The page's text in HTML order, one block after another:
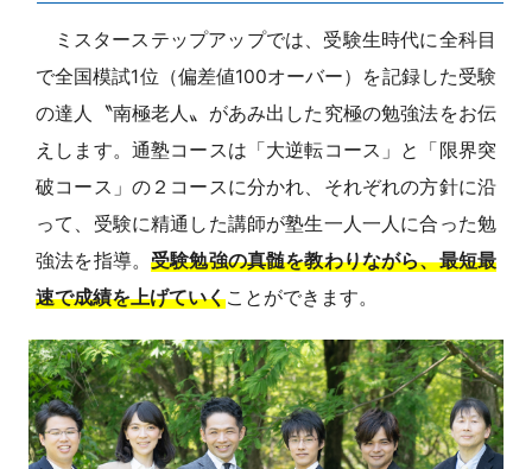
ミスターステップアップでは、受験生時代に全科目
で全国模試1位（偏差値100オーバー）を記録した受験
の達人〝南極老人〟があみ出した究極の勉強法をお伝
えします。通塾コースは「大逆転コース」と「限界突
破コース」の２コースに分かれ、それぞれの方針に沿
って、受験に精通した講師が塾生一人一人に合った勉
強法を指導。受験勉強の真髄を教わりながら、最短最
速で成績を上げていくことができます。